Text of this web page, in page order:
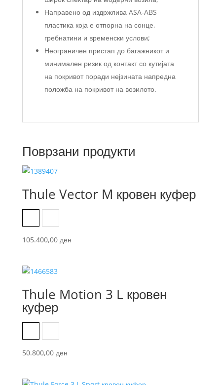
Направено од издржлива ASA-ABS
пластика која е отпорна на сонце,
гребнатини и временски услови;
Неограничен пристап до багажникот и
минимален ризик од контакт со кутијата
на покривот поради нејзината напредна
положба на покривот на возилото.
Поврзани продукти
Thule Vector M кровен куфер
105.400,00 ден
Thule Motion 3 L кровен
куфер
50.800,00 ден